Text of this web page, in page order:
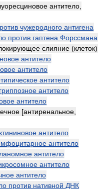
антитело,
чужеродного антигена
против гаптена Форссмана
слияние (клеток)
антитело
антитело
антитело
антитело
антитело
[антиренальное,
антитело
антитело
антитело
антитело
антитело
против нативной ДНК